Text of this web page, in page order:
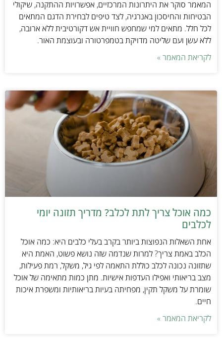
המאמר סוקר את היתרונות המרכזיים, אפשרויות ההתקנה, שיקולי
הבטיחות והחיסכון באנרגיה, לצד טיפים לבחירת הדגם המתאים
לכל חלל. מתאים למי שמחפש חוויית אש דקורטיבית ללא ארובה,
ללא עשן ועם שליטה מדויקת בטמפרטורה ובעוצמת האור.
לקריאת המאמר »
כמה אוכל צריך לתת לכלב? מדריך תזונה יומי
לכלבים
אחת השאלות הנפוצות ביותר בקרב בעלי כלבים היא: כמה אוכל
הכלב באמת צריך? למרות שנדמה שזה נושא פשוט, האמת היא
שתזונה נכונה לכלב כוללת התאמה לפי גיל, משקל, רמת פעילות,
מצב בריאותי ואפילו העדפות אישיות. מתן כמות מתאימה של אוכל
שומרת על משקל תקין, מפחיתה בעיות בריאותיות ומשפרת איכות
חיים.
לקריאת המאמר »